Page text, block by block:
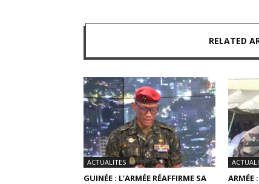
RELATED
ACTUALITES
GUINÉE : L’ARMÉE RÉAFFIRME SA
ARMÉE